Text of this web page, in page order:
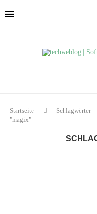
Startseite Schlagwörter
"magix"